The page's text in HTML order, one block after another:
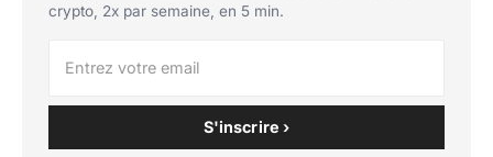
crypto, 2x par semaine, en 5 min.
S'inscrire ›